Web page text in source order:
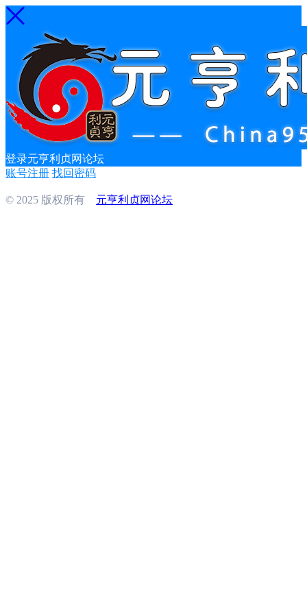
登录元亨利贞网论坛
账号注册 找回密码
© 2025 版权所有 元亨利贞网论坛